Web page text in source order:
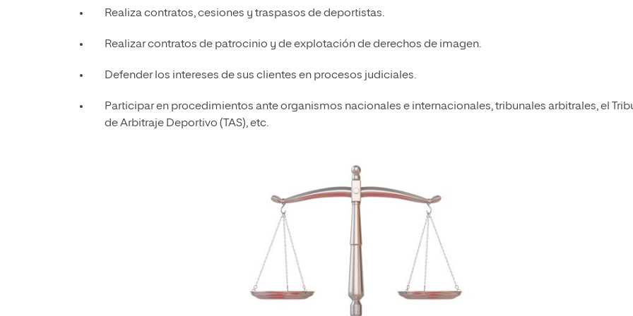
Realiza contratos, cesiones y traspasos de deportistas.
Realizar contratos de patrocinio y de explotación de derechos de imagen.
Defender los intereses de sus clientes en procesos judiciales.
Participar en procedimientos ante organismos nacionales e internacionales, tribunales arbitrales, el
de Arbitraje Deportivo (TAS), etc.